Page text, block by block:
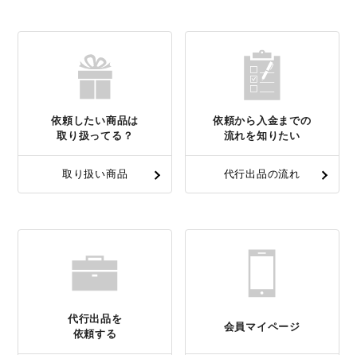
依頼したい商品は
取り扱ってる？
取り扱い商品
依頼から入金までの
流れを知りたい
代行出品の流れ
代行出品を
依頼する
会員マイページ